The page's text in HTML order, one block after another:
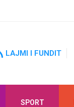
LAJMI I FUNDIT
SPORT